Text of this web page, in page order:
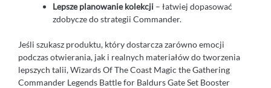
Lepsze planowanie kolekcji – łatwiej dopasować
zdobycze do strategii Commander.
Jeśli szukasz produktu, który dostarcza zarówno emocji
podczas otwierania, jak i realnych materiałów do tworzenia
lepszych talii, Wizards Of The Coast Magic the Gathering
Commander Legends Battle for Baldurs Gate Set Booster